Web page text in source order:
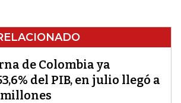
de Colombia ya
del PIB, en julio llegó a
millones